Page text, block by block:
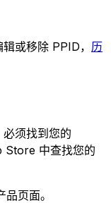
或移除 PPID， 历
须找到您的
Store 中查找您的
页面。